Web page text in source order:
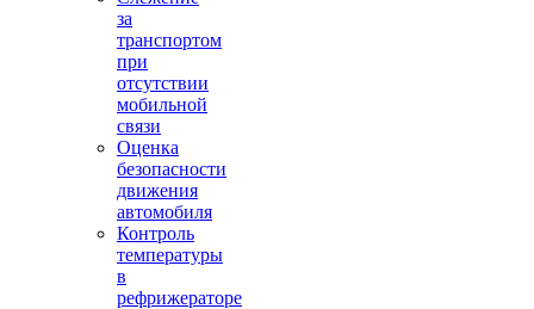
за
транспортом
при
отсутствии
мобильной
связи
Оценка
безопасности
движения
автомобиля
Контроль
температуры
в
рефрижераторе